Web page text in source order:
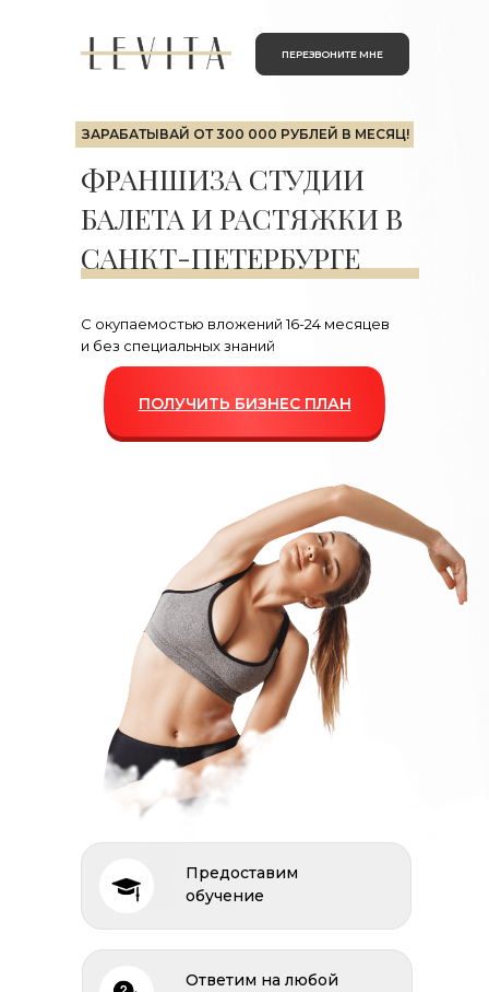
С окупаемостью вложений 16-24 месяцев
и без специальных знаний
ЗАРАБАТЫВАЙ ОТ 300 000 РУБЛЕЙ В МЕСЯЦ!
ПЕРЕЗВОНИТЕ МНЕ
ФРАНШИЗА СТУДИИ
БАЛЕТА И РАСТЯЖКИ В
САНКТ-ПЕТЕРБУРГЕ
ПОЛУЧИТЬ БИЗНЕС ПЛАН
Предоставим
обучение
Ответим на любой